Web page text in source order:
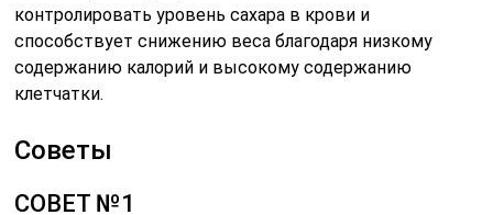
контролировать уровень сахара в крови и
способствует снижению веса благодаря низкому
содержанию калорий и высокому содержанию
клетчатки.
Советы
СОВЕТ №1